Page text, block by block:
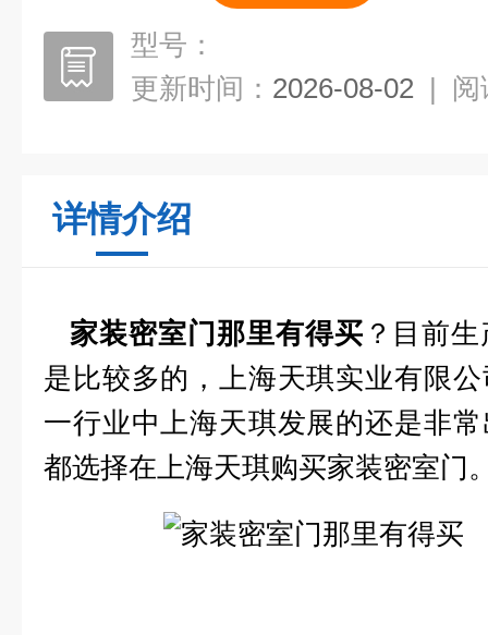
型号：
更新时间： 2026-08-02 | 阅
详情介绍
家装密室门那里有得买 ？目前
是比较多的，上海天琪实业有限
一行业中上海天琪发展的还是非
都选择在上海天琪购买家装密室门